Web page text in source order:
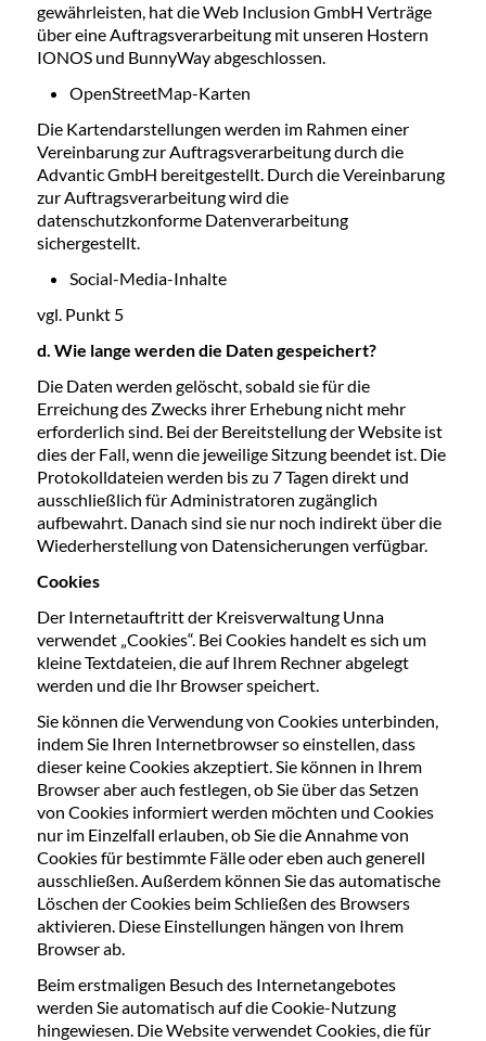
gewährleisten, hat die Web Inclusion GmbH Verträge
über eine Auftragsverarbeitung mit unseren Hostern
IONOS und BunnyWay abgeschlossen.
OpenStreetMap-Karten
Die Kartendarstellungen werden im Rahmen einer
Vereinbarung zur Auftragsverarbeitung durch die
Advantic GmbH bereitgestellt. Durch die Vereinbarung
zur Auftragsverarbeitung wird die
datenschutzkonforme Datenverarbeitung
sichergestellt.
Social-Media-Inhalte
vgl. Punkt 5
d. Wie lange werden die Daten gespeichert?
Die Daten werden gelöscht, sobald sie für die
Erreichung des Zwecks ihrer Erhebung nicht mehr
erforderlich sind. Bei der Bereitstellung der Website ist
dies der Fall, wenn die jeweilige Sitzung beendet ist. Die
Protokolldateien werden bis zu 7 Tagen direkt und
ausschließlich für Administratoren zugänglich
aufbewahrt. Danach sind sie nur noch indirekt über die
Wiederherstellung von Datensicherungen verfügbar.
Cookies
Der Internetauftritt der Kreisverwaltung Unna
verwendet „Cookies“. Bei Cookies handelt es sich um
kleine Textdateien, die auf Ihrem Rechner abgelegt
werden und die Ihr Browser speichert.
Sie können die Verwendung von Cookies unterbinden,
indem Sie Ihren Internetbrowser so einstellen, dass
dieser keine Cookies akzeptiert. Sie können in Ihrem
Browser aber auch festlegen, ob Sie über das Setzen
von Cookies informiert werden möchten und Cookies
nur im Einzelfall erlauben, ob Sie die Annahme von
Cookies für bestimmte Fälle oder eben auch generell
ausschließen. Außerdem können Sie das automatische
Löschen der Cookies beim Schließen des Browsers
aktivieren. Diese Einstellungen hängen von Ihrem
Browser ab.
Beim erstmaligen Besuch des Internetangebotes
werden Sie automatisch auf die Cookie-Nutzung
hingewiesen. Die Website verwendet Cookies, die für